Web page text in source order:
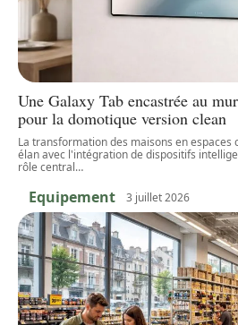
Une Galaxy Tab encastrée au
pour la domotique version clean
La transformation des maisons en espaces
élan avec l'intégration de dispositifs
rôle central…
Equipement 3 juillet 2026